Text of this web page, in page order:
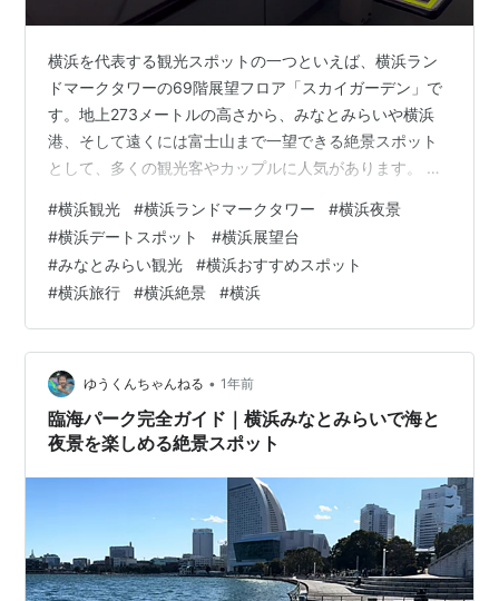
横浜を代表する観光スポットの一つといえば、横浜ラン
ドマークタワーの69階展望フロア「スカイガーデン」で
す。地上273メートルの高さから、みなとみらいや横浜
港、そして遠くには富士山まで一望できる絶景スポット
として、多くの観光客やカップルに人気があります。 特
「デートにおすすめの夜景スポット」としても有名で
す。 横浜ランドマークタワー69階「スカイガーデン」
横浜ランドマークタワー「スカイガーデン」の魅力 1.
360度の大パノラマビュー スカイガーデンからは、横浜
ベイブリッジや赤レンガ倉庫、みなとみらいの高層ビル
群、さらに東京スカイツリーや房総半島…
#横浜観光 #横浜ランドマークタワー #横浜夜景
#横浜デートスポット #横浜展望台
#みなとみらい観光 #横浜おすすめスポット
#横浜旅行 #横浜絶景 #横浜
ゆうくんちゃんねる • 1年前
臨海パーク完全ガイド｜横浜みなとみらいで海と
夜景を楽しめる絶景スポット